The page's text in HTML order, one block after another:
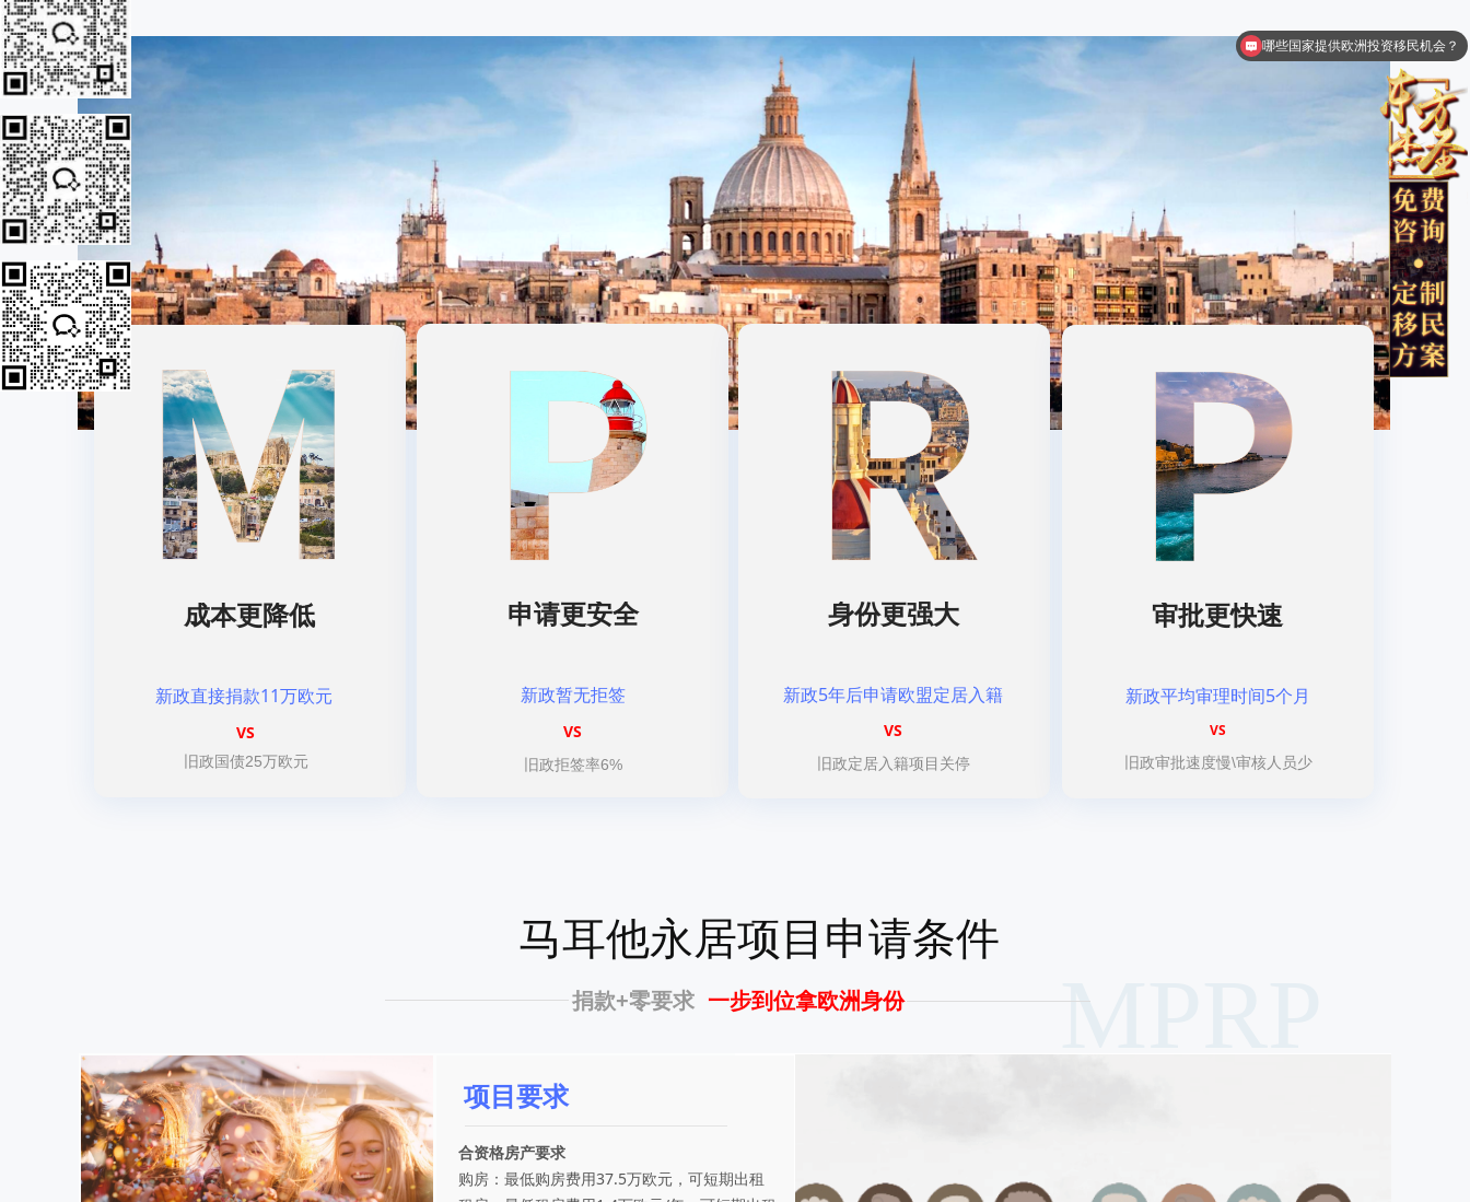
马耳他永居项目申请条件
捐款+零要求 一步到位拿欧洲身份 MPRP
项目要求
合资格房产要求
购房：最低购房费用37.5万欧元，可短期出租
成本更降低
新政直接捐款11万欧元
VS
旧政国债25万欧元
申请更安全
新政暂无拒签
VS
旧政拒签率6%
身份更强大
新政5年后申请欧盟定居入籍
VS
旧政定居入籍项目关停
审批更快速
新政平均审理时间5个月
VS
旧政审批速度慢\审核人员少
美国绿卡有什么好处?